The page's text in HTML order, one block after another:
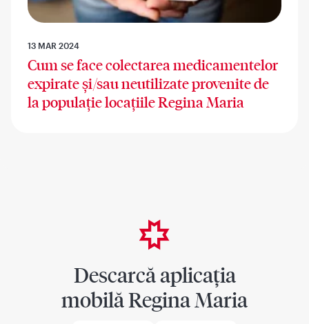
13 MAR 2024
Cum se face colectarea medicamentelor
expirate și/sau neutilizate provenite de
la populație locațiile Regina Maria
Descarcă aplicația
mobilă Regina Maria